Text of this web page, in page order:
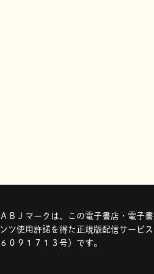
ＡＢＪマークは、この電子書店・電子
ンツ使用許諾を得た正規版配信サービ
６０９１７１３号）です。